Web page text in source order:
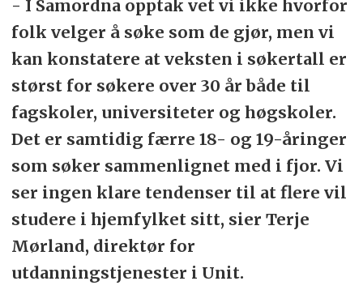
- I Samordna opptak vet vi ikke hvorfor
folk velger å søke som de gjør, men vi
kan konstatere at veksten i søkertall er
størst for søkere over 30 år både til
fagskoler, universiteter og høgskoler.
Det er samtidig færre 18- og 19-åringer
som søker sammenlignet med i fjor. Vi
ser ingen klare tendenser til at flere vil
studere i hjemfylket sitt, sier Terje
Mørland, direktør for
utdanningstjenester i Unit.